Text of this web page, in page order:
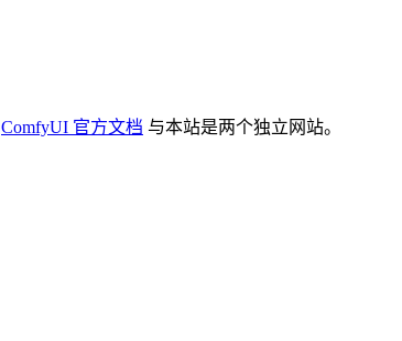
ComfyUI 官方文档 与本站是两个独立网站。